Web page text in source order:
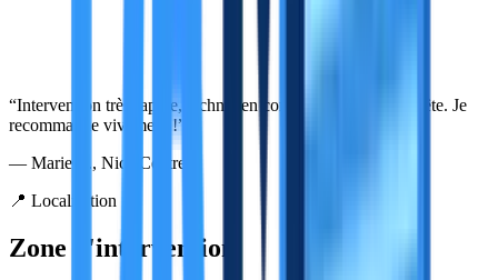
“Intervention très rapide, technicien compétent et tarif honnête. Je
recommande vivement !”
— Marie L., Nice Centre
📍 Localisation
Zone d'intervention